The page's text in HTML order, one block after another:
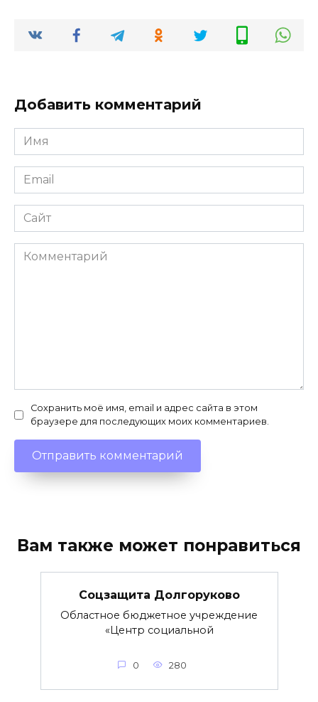
Добавить комментарий
Имя
*
Email
*
Сайт
Комментарий
Сохранить моё имя, email и адрес сайта в этом
браузере для последующих моих комментариев.
Вам также может понравиться
Соцзащита Долгоруково
Областное бюджетное учреждение
«Центр социальной
0 280